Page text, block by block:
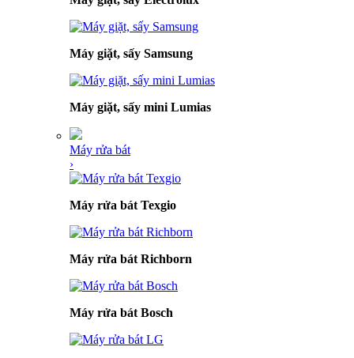
Máy giặt, sấy Samsung
Máy giặt, sấy mini Lumias
Máy rửa bát
›
Máy rửa bát Texgio
Máy rửa bát Richborn
Máy rửa bát Bosch